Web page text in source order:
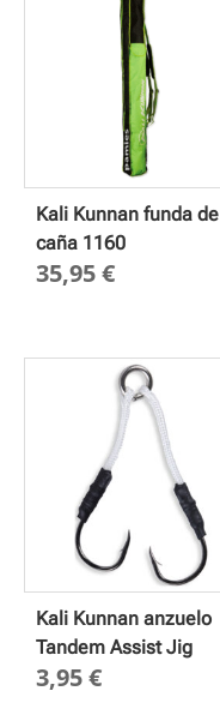
Kali Kunnan funda de
caña 1160
35,95€
Kali Kunnan anzuelo
Tandem Assist Jig
3,95€